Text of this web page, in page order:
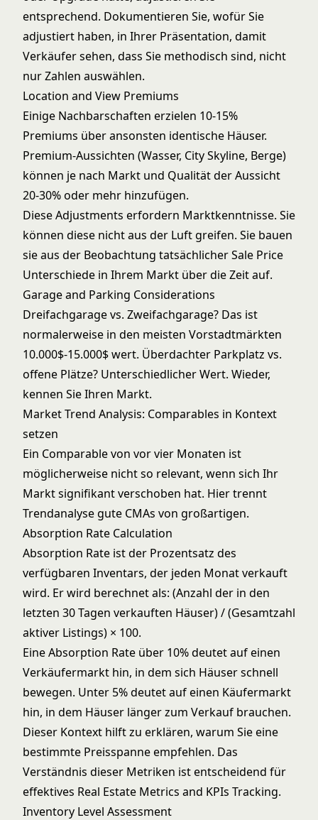
entsprechend. Dokumentieren Sie, wofür Sie
adjustiert haben, in Ihrer Präsentation, damit
Verkäufer sehen, dass Sie methodisch sind, nicht
nur Zahlen auswählen.
Location and View Premiums
Einige Nachbarschaften erzielen 10-15%
Premiums über ansonsten identische Häuser.
Premium-Aussichten (Wasser, City Skyline, Berge)
können je nach Markt und Qualität der Aussicht
20-30% oder mehr hinzufügen.
Diese Adjustments erfordern Marktkenntnisse. Sie
können diese nicht aus der Luft greifen. Sie bauen
sie aus der Beobachtung tatsächlicher Sale Price
Unterschiede in Ihrem Markt über die Zeit auf.
Garage and Parking Considerations
Dreifachgarage vs. Zweifachgarage? Das ist
normalerweise in den meisten Vorstadtmärkten
10.000$-15.000$ wert. Überdachter Parkplatz vs.
offene Plätze? Unterschiedlicher Wert. Wieder,
kennen Sie Ihren Markt.
Market Trend Analysis: Comparables in Kontext
setzen
Ein Comparable von vor vier Monaten ist
möglicherweise nicht so relevant, wenn sich Ihr
Markt signifikant verschoben hat. Hier trennt
Trendanalyse gute CMAs von großartigen.
Absorption Rate Calculation
Absorption Rate ist der Prozentsatz des
verfügbaren Inventars, der jeden Monat verkauft
wird. Er wird berechnet als: (Anzahl der in den
letzten 30 Tagen verkauften Häuser) / (Gesamtzahl
aktiver Listings) × 100.
Eine Absorption Rate über 10% deutet auf einen
Verkäufermarkt hin, in dem sich Häuser schnell
bewegen. Unter 5% deutet auf einen Käufermarkt
hin, in dem Häuser länger zum Verkauf brauchen.
Dieser Kontext hilft zu erklären, warum Sie eine
bestimmte Preisspanne empfehlen. Das
Verständnis dieser Metriken ist entscheidend für
effektives Real Estate Metrics and KPIs Tracking.
Inventory Level Assessment